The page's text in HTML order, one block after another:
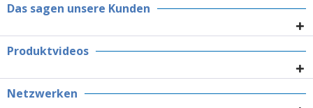
Das sagen unsere Kunden
Produktvideos
Netzwerken